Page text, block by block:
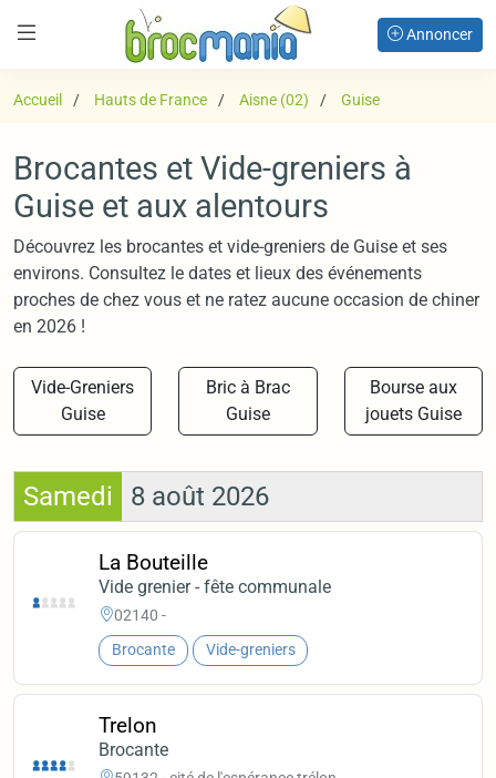
Annoncer
Accueil Hauts de France Aisne (02) Guise
Brocantes et Vide-greniers à
Guise et aux alentours
Découvrez les brocantes et vide-greniers de Guise et ses
environs. Consultez le dates et lieux des événements
proches de chez vous et ne ratez aucune occasion de chiner
en 2026 !
Vide-Greniers
Guise
Bric à Brac
Guise
Bourse aux
jouets Guise
Samedi 8 août 2026
La Bouteille
Vide grenier - fête communale
02140 -
Brocante Vide-greniers
Trelon
Brocante